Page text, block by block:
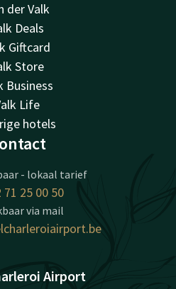
der Valk
Deals
Giftcard
Store
Business
Life
hotels
- lokaal tarief
71 25 00 50
via mail
Airport